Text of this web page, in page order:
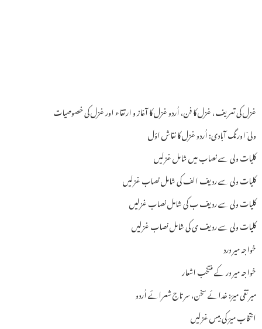
غزل کی تعریف، غزل کا فن، اُردو غزل کا آغاز و ارتقاء اور غزل کی خصوصیات
ولی ؔاورنگ آبادی: اُردو غزل کا نقاش اوّل
کلیات ولی سے نصاب میں شامل غزلیں
کلیات ولی سے ردیف الف کی شامل نصاب غزلیں
کلیات ولی سے ردیف ب کی شامل نصاب غزلیں
کلیات ولی سے ردیف ی کی شامل نصاب غزلیں
خواجہ میر درد
خواجہ میر در کے منتخب اشعار
میرتقی میرؔ: خدائے سخن، سر تاج شعرائے اُردو
انتخاب میرؔ کی بیس غزلیں